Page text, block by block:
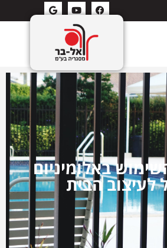
באלומיניום
לעיצוב הבית